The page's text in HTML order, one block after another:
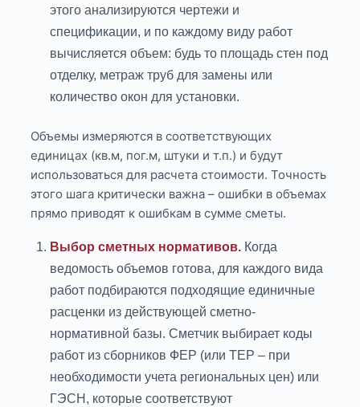
этого анализируются чертежи и
спецификации, и по каждому виду работ
вычисляется объем: будь то площадь стен под
отделку, метраж труб для замены или
количество окон для установки.
Объемы измеряются в соответствующих
единицах (кв.м, пог.м, штуки и т.п.) и будут
использоваться для расчета стоимости. Точность
этого шага критически важна – ошибки в объемах
прямо приводят к ошибкам в сумме сметы.
Выбор сметных нормативов. Когда
ведомость объемов готова, для каждого вида
работ подбираются подходящие единичные
расценки из действующей сметно-
нормативной базы. Сметчик выбирает коды
работ из сборников ФЕР (или ТЕР – при
необходимости учета региональных цен) или
ГЭСН, которые соответствуют